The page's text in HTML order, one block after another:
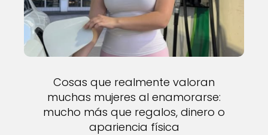
Cosas que realmente valoran
muchas mujeres al enamorarse:
mucho más que regalos, dinero o
apariencia física